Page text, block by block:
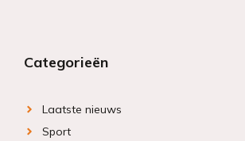
Categorieën
Laatste nieuws
Sport